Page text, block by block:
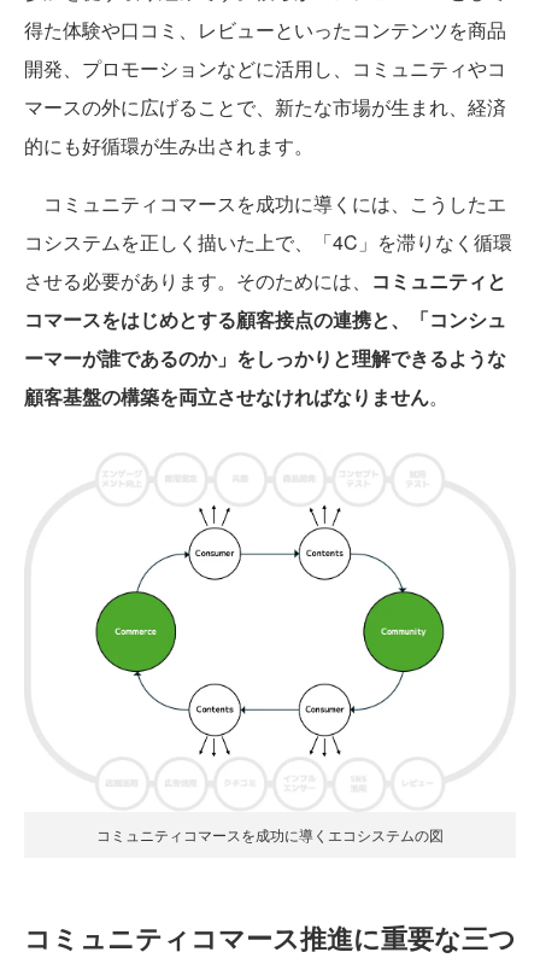
得た体験や口コミ、レビューといったコンテンツを商品
開発、プロモーションなどに活用し、コミュニティやコ
マースの外に広げることで、新たな市場が生まれ、経済
的にも好循環が生み出されます。
コミュニティコマースを成功に導くには、こうしたエ
コシステムを正しく描いた上で、「4C」を滞りなく循環
させる必要があります。そのためには、 コミュニティと
コマースをはじめとする顧客接点の連携と、「コンシュ
ーマーが誰であるのか」をしっかりと理解できるような
顧客基盤の構築を両立させなければなりません。
コミュニティコマースを成功に導くエコシステムの図
コミュニティコマース推進に重要な三つ